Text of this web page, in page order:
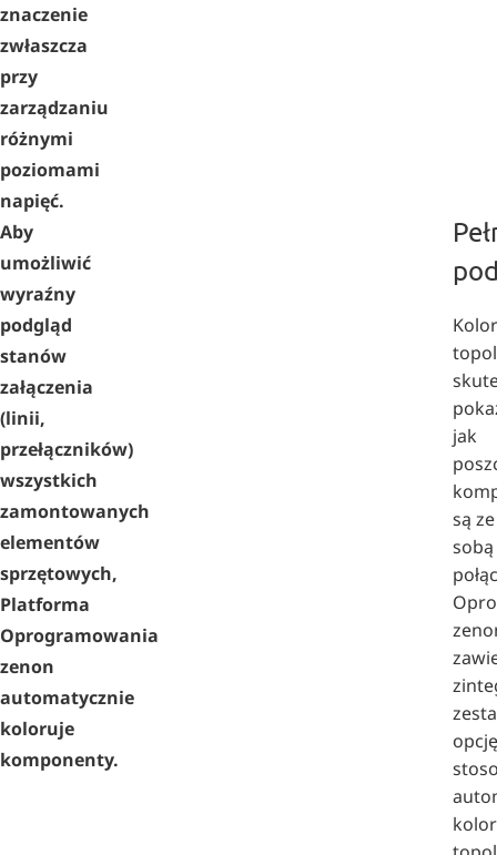
znaczenie
zwłaszcza
przy
zarządzaniu
różnymi
poziomami
napięć.
Aby
umożliwić
wyraźny
podgląd
stanów
załączenia
(linii,
przełączników)
wszystkich
zamontowanych
elementów
sprzętowych,
Platforma
Oprogramowania
zenon
automatycznie
koloruje
komponenty.
jak
są ze
sobą
opcję